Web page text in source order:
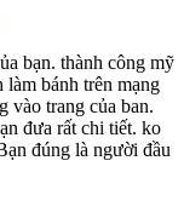
bạn. thành công mỹ
làm bánh trên mạng
vào trang của ban.
đưa rất chi tiết. ko
đúng là người đầu